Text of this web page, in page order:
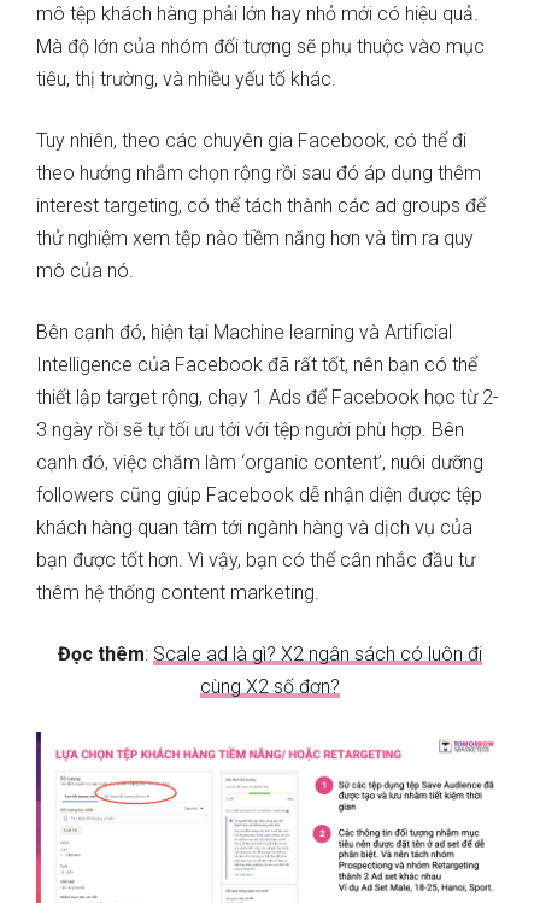
mô tệp khách hàng phải lớn hay nhỏ mới có hiệu quả.
Mà độ lớn của nhóm đối tượng sẽ phụ thuộc vào mục
tiêu, thị trường, và nhiều yếu tố khác.
Tuy nhiên, theo các chuyên gia Facebook, có thể đi
theo hướng nhắm chọn rộng rồi sau đó áp dụng thêm
interest targeting, có thể tách thành các ad groups để
thử nghiệm xem tệp nào tiềm năng hơn và tìm ra quy
mô của nó.
Bên cạnh đó, hiện tại Machine learning và Artificial
Intelligence của Facebook đã rất tốt, nên bạn có thể
thiết lập target rộng, chạy 1 Ads để Facebook học từ 2-
3 ngày rồi sẽ tự tối ưu tới với tệp người phù hợp. Bên
cạnh đó, việc chăm làm ‘organic content’, nuôi dưỡng
followers cũng giúp Facebook dễ nhận diện được tệp
khách hàng quan tâm tới ngành hàng và dịch vụ của
bạn được tốt hơn. Vì vậy, bạn có thể cân nhắc đầu tư
thêm hệ thống content marketing.
Đọc thêm: Scale ad là gì? X2 ngân sách có luôn đi
cùng X2 số đơn?